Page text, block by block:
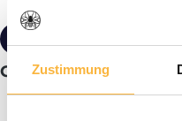
Zustimmung
Centrifugal ball 8 mm